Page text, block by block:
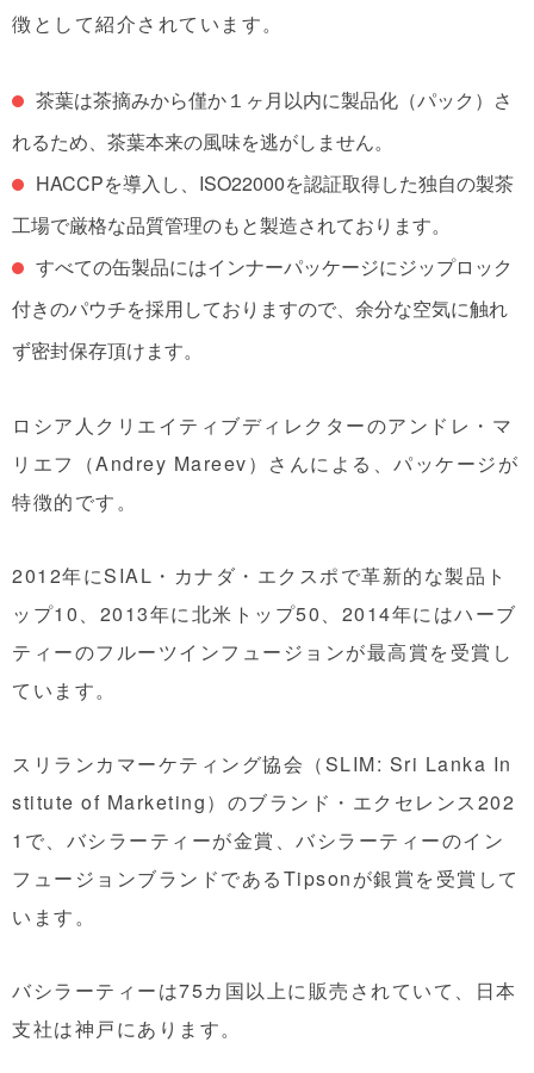
徴として紹介されています。
茶葉は茶摘みから僅か１ヶ月以内に製品化（パック）さ
れるため、茶葉本来の風味を逃がしません。
HACCPを導入し、ISO22000を認証取得した独自の製茶
工場で厳格な品質管理のもと製造されております。
すべての缶製品にはインナーパッケージにジップロック
付きのパウチを採用しておりますので、余分な空気に触れ
ず密封保存頂けます。
ロシア人クリエイティブディレクターのアンドレ・マ
リエフ（Andrey Mareev）さんによる、パッケージが
特徴的です。
2012年にSIAL・カナダ・エクスポで革新的な製品ト
ップ10、2013年に北米トップ50、2014年にはハーブ
ティーのフルーツインフュージョンが最高賞を受賞し
ています。
スリランカマーケティング協会（SLIM: Sri Lanka In
stitute of Marketing）のブランド・エクセレンス202
1で、バシラーティーが金賞、バシラーティーのイン
フュージョンブランドであるTipsonが銀賞を受賞して
います。
バシラーティーは75カ国以上に販売されていて、日本
支社は神戸にあります。